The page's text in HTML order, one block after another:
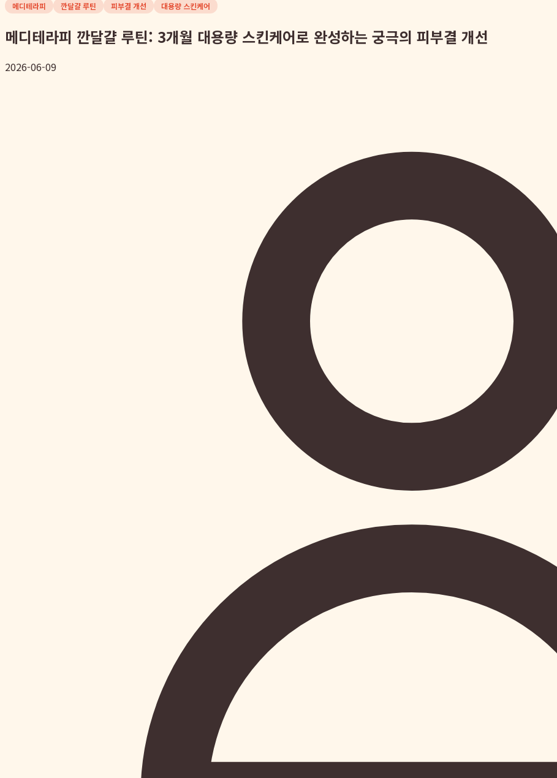
메디테라피 깐달걀 루틴 피부결 개선 대용량 스킨케어
메디테라피 깐달걀 루틴: 3개월 대용량 스킨케어로 완성하는 궁극의 피부결 개선
2026-06-09